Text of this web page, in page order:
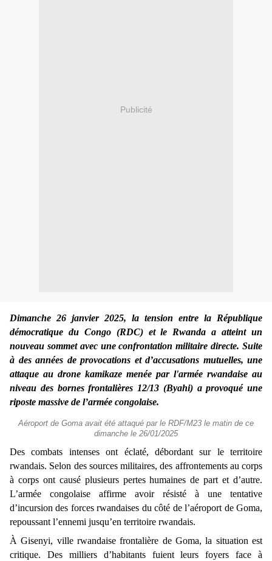
Publicité
Dimanche 26 janvier 2025, la tension entre la République
démocratique du Congo (RDC) et le Rwanda a atteint un
nouveau sommet avec une confrontation militaire directe. Suite
à des années de provocations et d’accusations mutuelles, une
attaque au drone kamikaze menée par l'armée rwandaise au
niveau des bornes frontalières 12/13 (Byahi) a provoqué une
riposte massive de l’armée congolaise.
Aéroport de Goma avait été attaqué par le RDF/M23 le matin de ce
dimanche le 26/01/2025
Des combats intenses ont éclaté, débordant sur le territoire
rwandais. Selon des sources militaires, des affrontements au corps
à corps ont causé plusieurs pertes humaines de part et d’autre.
L’armée congolaise affirme avoir résisté à une tentative
d’incursion des forces rwandaises du côté de l’aéroport de Goma,
repoussant l’ennemi jusqu’en territoire rwandais.
À Gisenyi, ville rwandaise frontalière de Goma, la situation est
critique. Des milliers d’habitants fuient leurs foyers face à